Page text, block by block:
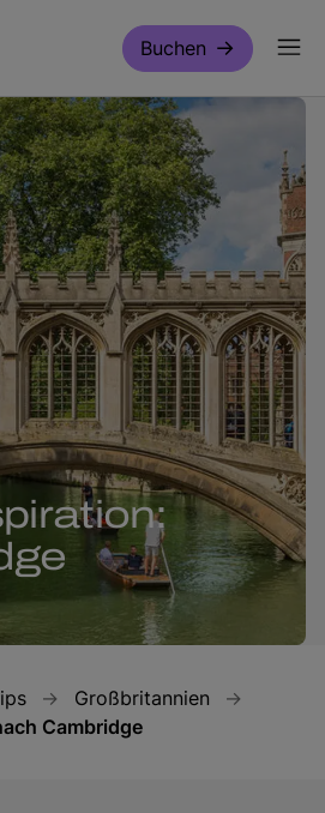
Buchen
Großbritannien
Cambridge